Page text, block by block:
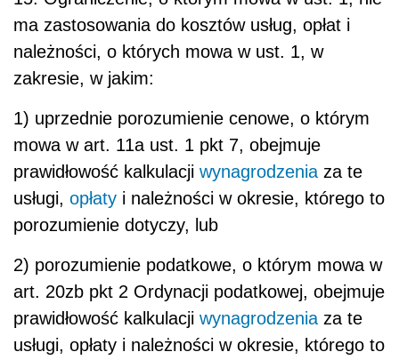
ma zastosowania do kosztów usług, opłat i
należności, o których mowa w ust. 1, w
zakresie, w jakim:
1) uprzednie porozumienie cenowe, o którym
mowa w art. 11a ust. 1 pkt 7, obejmuje
prawidłowość kalkulacji wynagrodzenia za te
usługi, opłaty i należności w okresie, którego to
porozumienie dotyczy, lub
2) porozumienie podatkowe, o którym mowa w
art. 20zb pkt 2 Ordynacji podatkowej, obejmuje
prawidłowość kalkulacji wynagrodzenia za te
usługi, opłaty i należności w okresie, którego to